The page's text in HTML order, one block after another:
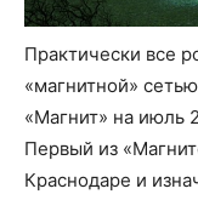
Практически все
«магнитной»
«Магнит» на июль
Первый из
Краснодаре и